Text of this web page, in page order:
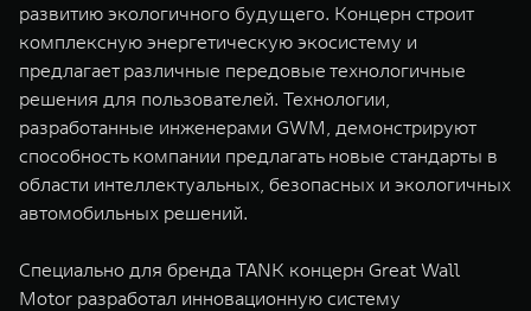
WEY 80
Масштаб возможностей
от 6 449 000 ₽
WEY 80 Лаундж
Масштаб возможностей
от 8 099 000 ₽
развитию экологичного будущего. Концерн строит
комплексную энергетическую экосистему и
предлагает различные передовые технологичные
решения для пользователей. Технологии,
разработанные инженерами GWM, демонстрируют
способность компании предлагать новые стандарты в
области интеллектуальных, безопасных и экологичных
автомобильных решений.
Специально для бренда TANK концерн Great Wall
Motor разработал инновационную систему